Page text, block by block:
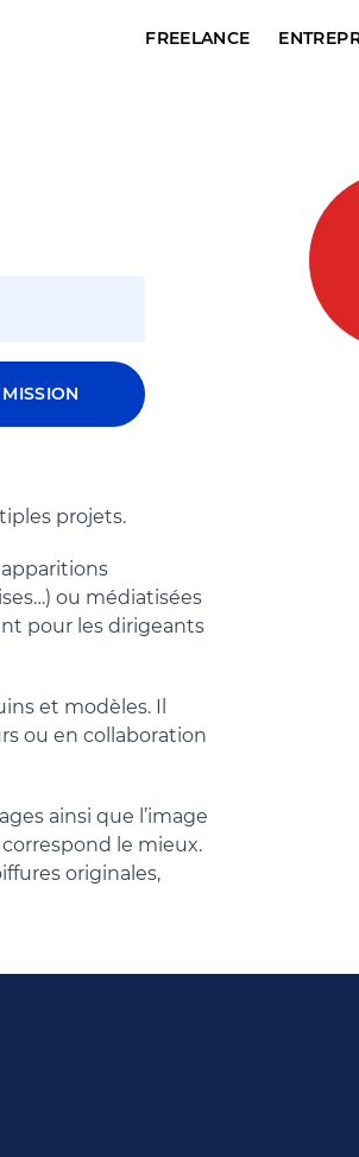
FREELANCE
projets.
ou médiatisées
pour les dirigeants
et modèles. Il
ou en collaboration
ainsi que l’image
le mieux.
originales,